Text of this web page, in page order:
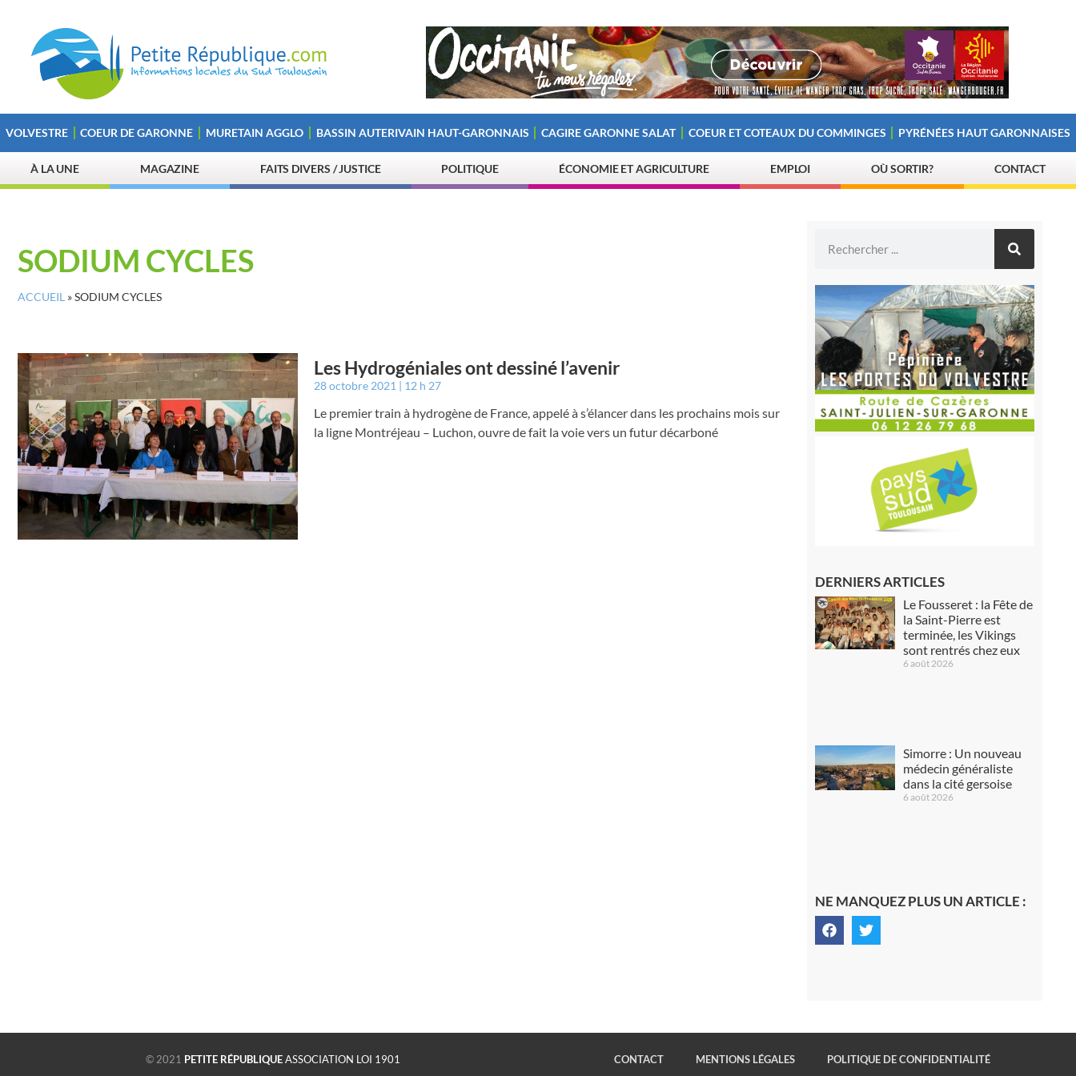
VOLVESTRE COEUR DE GARONNE MURETAIN AGGLO BASSIN AUTERIVAIN HAUT-GARONNAIS CAGIRE GARONNE SALAT COEUR ET COTEAUX DU COMMINGES PYRÉNÉES HAUT GARONNAISES
À LA UNE MAGAZINE FAITS DIVERS / JUSTICE POLITIQUE ÉCONOMIE ET AGRICULTURE EMPLOI OÙ SORTIR? CONTACT
SODIUM CYCLES
ACCUEIL »SODIUM CYCLES
Les Hydrogéniales ont dessiné l’avenir
28 octobre 2021 12 h 27
Le premier train à hydrogène de France, appelé à s’élancer dans les prochains mois sur
la ligne Montréjeau – Luchon, ouvre de fait la voie vers un futur décarboné
DERNIERS ARTICLES
Le Fousseret : la Fête de
la Saint-Pierre est
terminée, les Vikings
sont rentrés chez eux
6 août 2026
Simorre : Un nouveau
médecin généraliste
dans la cité gersoise
6 août 2026
NE MANQUEZ PLUS UN ARTICLE :
© 2021 PETITE RÉPUBLIQUEASSOCIATION LOI 1901 CONTACT MENTIONS LÉGALES POLITIQUE DE CONFIDENTIALITÉ